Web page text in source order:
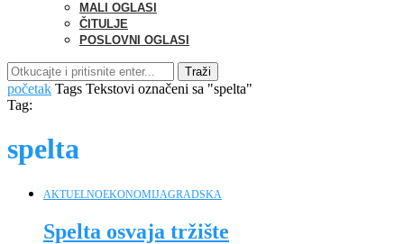
MALI OGLASI
ČITULJE
POSLOVNI OGLASI
Traži
početak Tags Tekstovi označeni sa "spelta"
Tag:
spelta
AKTUELNOEKONOMIJAGRADSKA
Spelta osvaja tržište